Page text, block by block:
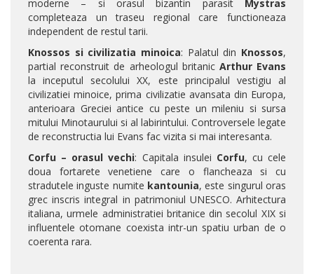
moderne – si orasul bizantin parasit Mystras
completeaza un traseu regional care functioneaza
independent de restul tarii.
Knossos si civilizatia minoica: Palatul din Knossos,
partial reconstruit de arheologul britanic Arthur Evans
la inceputul secolului XX, este principalul vestigiu al
civilizatiei minoice, prima civilizatie avansata din Europa,
anterioara Greciei antice cu peste un mileniu si sursa
mitului Minotaurului si al labirintului. Controversele legate
de reconstructia lui Evans fac vizita si mai interesanta.
Corfu – orasul vechi: Capitala insulei Corfu, cu cele
doua fortarete venetiene care o flancheaza si cu
stradutele inguste numite kantounia, este singurul oras
grec inscris integral in patrimoniul UNESCO. Arhitectura
italiana, urmele administratiei britanice din secolul XIX si
influentele otomane coexista intr-un spatiu urban de o
coerenta rara.